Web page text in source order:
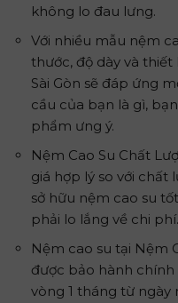
không lo đau lưng.
Với nhiều mẫu nệm
thước, độ dày và thiết
Sài Gòn sẽ đáp ứng
cầu của bạn là gì,
phẩm ưng ý.
Nệm Cao Su Chất
giá hợp lý so với chất
sở hữu nệm cao su
phải lo lắng về chi phí.
Nệm cao su tại Nệm
được bảo hành chính
vòng 1 tháng từ ngày